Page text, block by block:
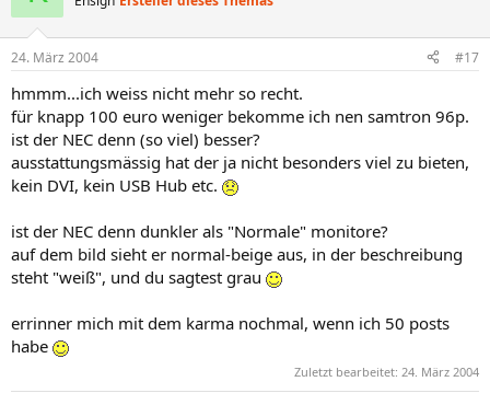
24. März 2004 #17
hmmm...ich weiss nicht mehr so recht.
für knapp 100 euro weniger bekomme ich nen samtron 96p.
ist der NEC denn (so viel) besser?
ausstattungsmässig hat der ja nicht besonders viel zu bieten,
kein DVI, kein USB Hub etc.
ist der NEC denn dunkler als "Normale" monitore?
auf dem bild sieht er normal-beige aus, in der beschreibung
steht "weiß", und du sagtest grau
errinner mich mit dem karma nochmal, wenn ich 50 posts
habe
Zuletzt bearbeitet: 24. März 2004